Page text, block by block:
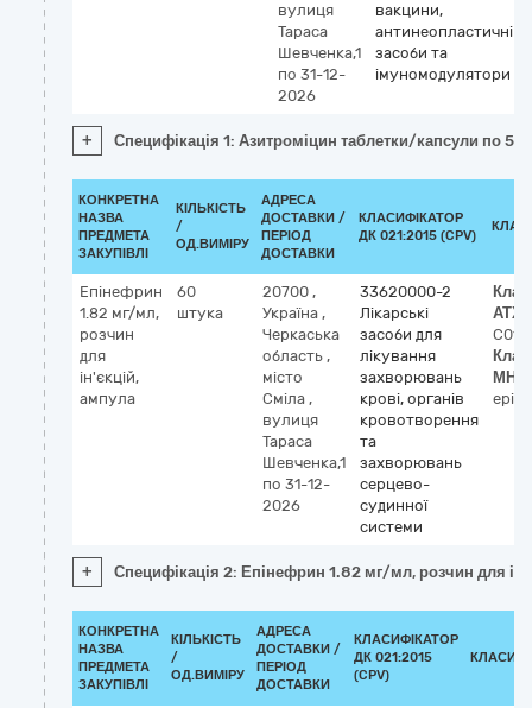
вулиця
Тараса
Шевченка,1
по 31-12-
2026
вакцини,
антинеопластичні
засоби та
імуномодулятори
+ Специфікація 1: Азитроміцин таблетки/капсули по
КОНКРЕТНА
НАЗВА
ПРЕДМЕТА
ЗАКУПІВЛІ
КІЛЬКІСТЬ
/
ОД.ВИМІРУ
АДРЕСА
ДОСТАВКИ /
ПЕРІОД
ДОСТАВКИ
КЛАСИФІКАТОР
ДК 021:2015 (CPV)
Епінефрин
1.82 мг/мл,
розчин
для
ін'єкцій,
ампула
60
штука
20700 ,
Україна ,
Черкаська
область ,
місто
Сміла ,
вулиця
Тараса
Шевченка,1
по 31-12-
2026
33620000-2
Лікарські
засоби для
лікування
захворювань
крові, органів
кровотворення
та
захворювань
серцево-
судинної
системи
АТХ
МНН
+ Специфікація 2: Епінефрин 1.82 мг/мл, розчин для
КОНКРЕТНА
НАЗВА
ПРЕДМЕТА
ЗАКУПІВЛІ
КІЛЬКІСТЬ
/
ОД.ВИМІРУ
АДРЕСА
ДОСТАВКИ /
ПЕРІОД
ДОСТАВКИ
КЛАСИФІКАТОР
ДК 021:2015
(CPV)